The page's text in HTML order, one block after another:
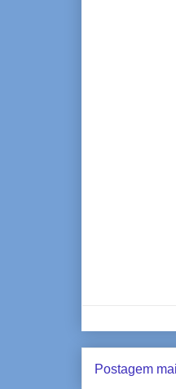
Postagem